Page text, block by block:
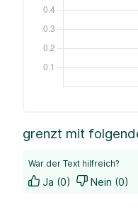
grenzt mit
War der Text hilfreich?
Ja (0) Nein (0)